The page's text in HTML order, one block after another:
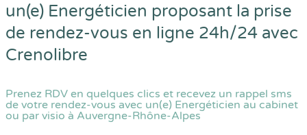
un(e) Energéticien proposant la prise
de rendez-vous en ligne 24h/24 avec
Crenolibre
Prenez RDV en quelques clics et recevez un rappel sms
de votre rendez-vous avec un(e) Energéticien au cabinet
ou par visio à Auvergne-Rhône-Alpes